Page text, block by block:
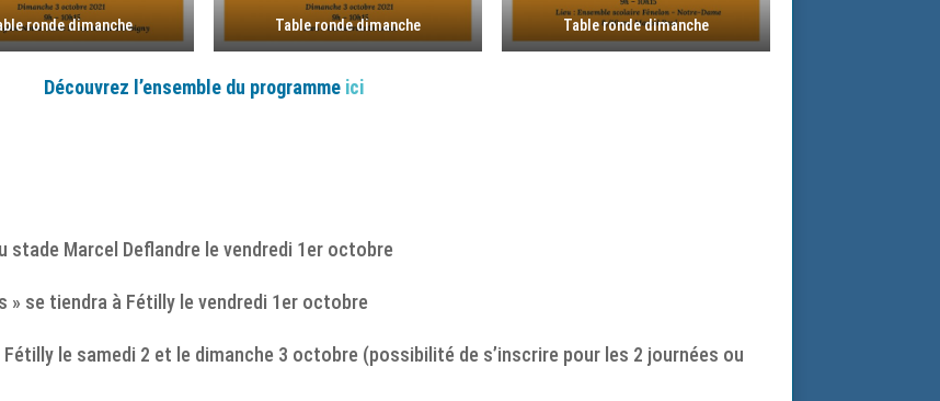
ronde dimanche Table ronde dimanche Table ronde dimanche
Découvrez l’ensemble du programme ici
stade Marcel Deflandre le vendredi 1er octobre
» se tiendra à Fétilly le vendredi 1er octobre
le samedi 2 et le dimanche 3 octobre (possibilité de s’inscrire pour les 2 journées ou